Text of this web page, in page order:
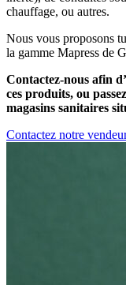
chauffage, ou autres.
Nous vous proposons
la gamme Mapress de
Contactez-nous afin
ces produits, ou
magasins sanitaires
Contactez notre